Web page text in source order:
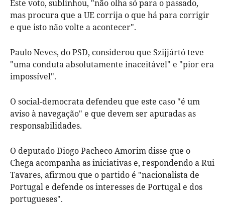
Este voto, sublinhou, "não olha só para o passado,
mas procura que a UE corrija o que há para corrigir
e que isto não volte a acontecer".
Paulo Neves, do PSD, considerou que Szijjártó teve
"uma conduta absolutamente inaceitável" e "pior era
impossível".
O social-democrata defendeu que este caso "é um
aviso à navegação" e que devem ser apuradas as
responsabilidades.
O deputado Diogo Pacheco Amorim disse que o
Chega acompanha as iniciativas e, respondendo a Rui
Tavares, afirmou que o partido é "nacionalista de
Portugal e defende os interesses de Portugal e dos
portugueses".